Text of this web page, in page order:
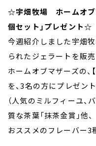
☆宇畑牧場 ホームオブ
個セット」プレゼント☆
今週紹介しました宇畑
られたジェラートを販
ホームオブマザーズの、
を、3名の方にプレゼント
（人気のミルフィーユ、
質な茶葉「抹茶金賞」他、
おススメのフレーバー3